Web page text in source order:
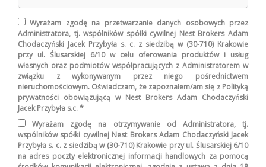
Wyrażam zgodę na przetwarzanie danych osobowych przez
Administratora, tj. wspólników spółki cywilnej Nest Brokers Adam
Chodaczyński Jacek Przybyła s. c. z siedzibą w (30-710) Krakowie
przy ul. Ślusarskiej 6/10 w celu oferowania produktów i usług
własnych oraz podmiotów współpracujących z Administratorem w
związku z wykonywanym przez niego pośrednictwem
nieruchomościowym. Oświadczam, że zapoznałem/am się z Polityką
prywatności obowiązującą w Nest Brokers Adam Chodaczyński
Jacek Przybyła s.c. *
Wyrażam zgodę na otrzymywanie od Administratora, tj.
wspólników spółki cywilnej Nest Brokers Adam Chodaczyński Jacek
Przybyła s. c. z siedzibą w (30-710) Krakowie przy ul. Ślusarskiej 6/10
na adres poczty elektronicznej informacji handlowych za pomocą